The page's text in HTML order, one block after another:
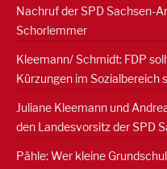
Nachruf der SPD Sachsen-
Schorlemmer
Kleemann/ Schmidt: FDP
Kürzungen im Sozialbereich
Juliane Kleemann und
den Landesvorsitz der SPD
Pähle: Wer kleine